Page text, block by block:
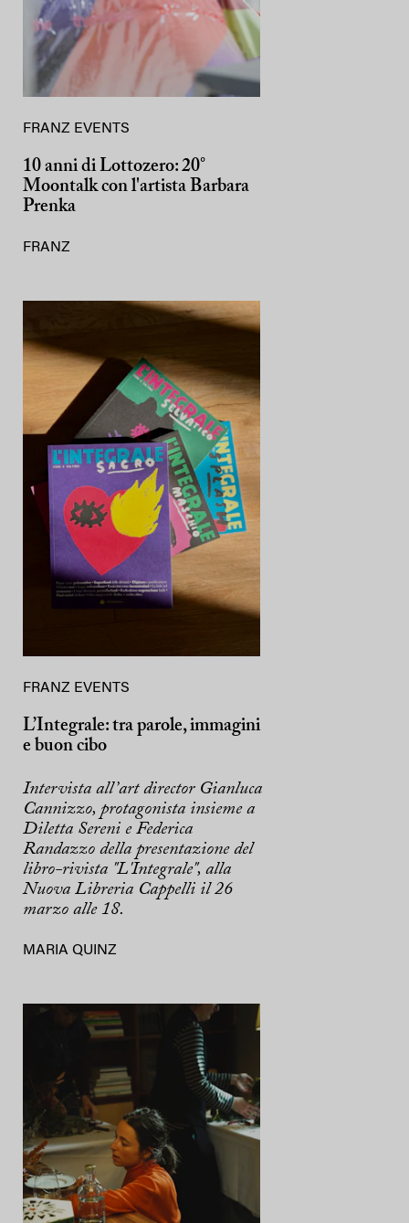
FRANZ EVENTS
10 anni di Lottozero: 20°
Moontalk con l'artista Barbara
Prenka
FRANZ
FRANZ EVENTS
L’Integrale: tra parole, immagini
e buon cibo
Intervista all’art director Gianluca
Cannizzo, protagonista insieme a
Diletta Sereni e Federica
Randazzo della presentazione del
libro-rivista "L'Integrale", alla
Nuova Libreria Cappelli il 26
marzo alle 18.
MARIA QUINZ